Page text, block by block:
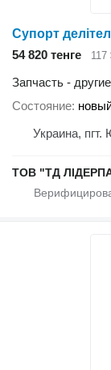
54 820 тенге 117
Запчасть -
Состояние
Украина,
ТОВ "ТД